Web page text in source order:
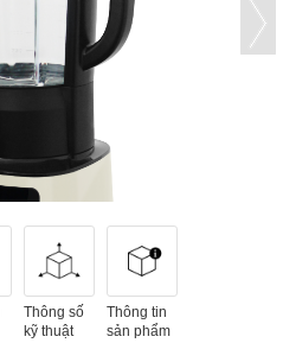
Thông số
kỹ thuật
Thông tin
sản phẩm